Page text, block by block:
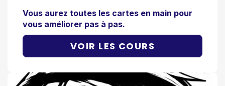
Vous aurez toutes les cartes en main pour
vous améliorer pas à pas.
VOIR LES COURS